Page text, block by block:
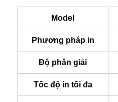
Model
Phương pháp in
Độ phân giải
Tốc độ in tối đa